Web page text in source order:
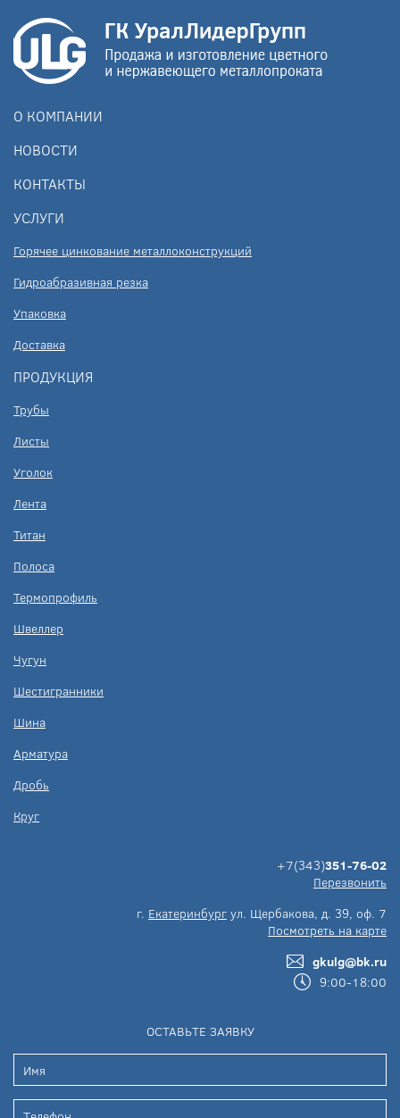
О КОМПАНИИ
НОВОСТИ
КОНТАКТЫ
УСЛУГИ
Горячее цинкование металлоконструкций
Гидроабразивная резка
Упаковка
Доставка
ПРОДУКЦИЯ
Трубы
Листы
Уголок
Лента
Титан
Полоса
Термопрофиль
Швеллер
Чугун
Шестигранники
Шина
Арматура
Дробь
Круг
+7(343)351-76-02
Перезвонить
г. Екатеринбург ул. Щербакова, д. 39, оф. 7
Посмотреть на карте
gkulg@bk.ru
9:00-18:00
ОСТАВЬТЕ ЗАЯВКУ